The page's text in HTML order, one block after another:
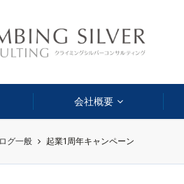
会社概要
グ一般 起業1周年キャンペーン